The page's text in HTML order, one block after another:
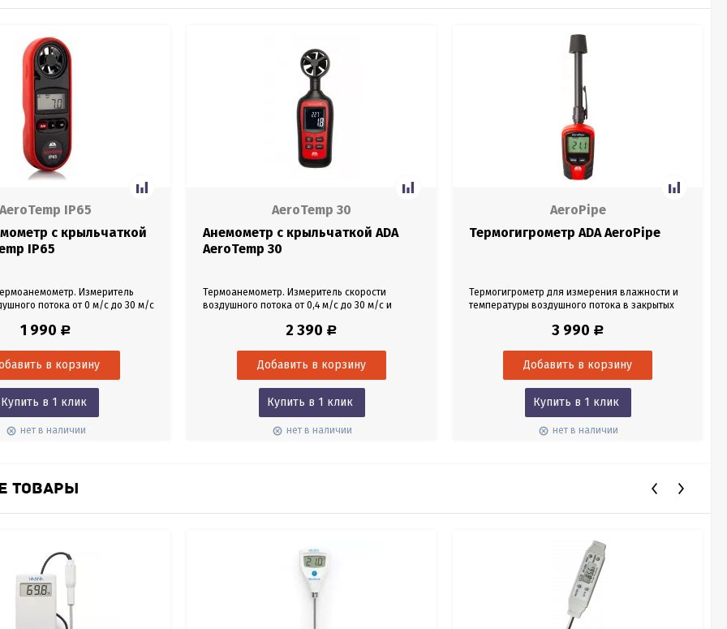
AeroTemp IP65
с крыльчаткой
IP65
Измеритель
потока от 0 м/с до 30 м/с
в корпус датчик-
1 990 Р
Купить в 1 клик
нет в наличии
AeroTemp 30
Анемометр с крыльчаткой ADA
AeroTemp 30
Термоанемометр. Измеритель скорости
воздушного потока от 0,4 м/с до 30 м/с и
+70°С. Встроенный датчик-крыльчатка.
2 390 Р
Купить в 1 клик
нет в наличии
AeroPipe
Термогигрометр ADA AeroPipe
Термогигрометр для измерения влажности и
температуры воздушного потока в закрытых
высокой точности. Измеряет температуру,
температуру точки росы, температуру
влажного термометра, содержание водяного
пара, теплосодержание (энтальпия), частицы
влажности на фунт (GPP), массу...
3 990 Р
Купить в 1 клик
нет в наличии
ТОВАРЫ